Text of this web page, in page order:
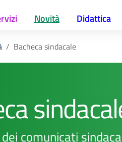
Novità Didattica
Bacheca sindacale
comunicati